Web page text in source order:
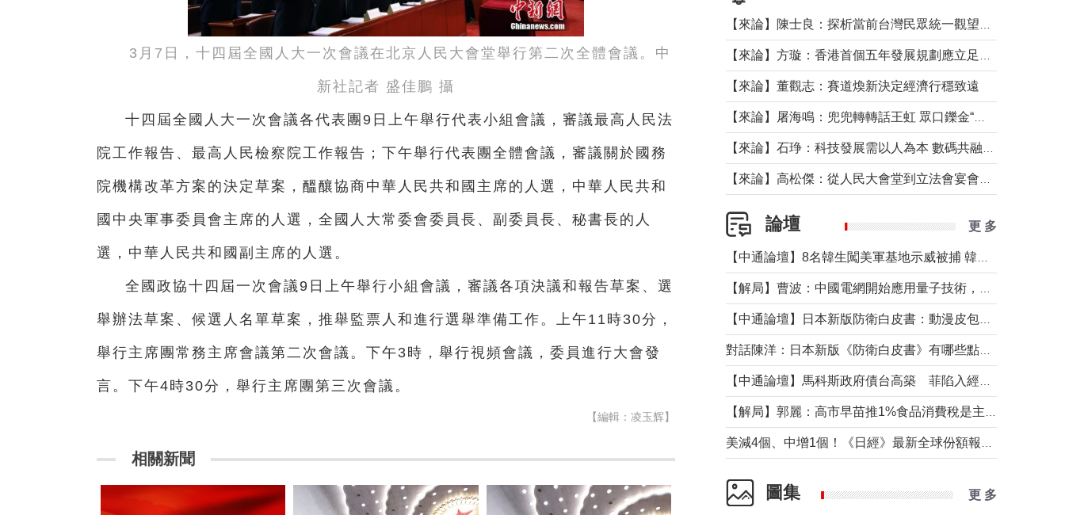
3月7日，十四屆全國人大一次會議在北京人民大會堂舉行第二次全體會議。中
新社記者 盛佳鵬 攝
十四屆全國人大一次會議各代表團9日上午舉行代表小組會議，審議最高人民法
院工作報告、最高人民檢察院工作報告；下午舉行代表團全體會議，審議關於國務
院機構改革方案的決定草案，醞釀協商中華人民共和國主席的人選，中華人民共和
國中央軍事委員會主席的人選，全國人大常委會委員長、副委員長、秘書長的人
選，中華人民共和國副主席的人選。
全國政協十四屆一次會議9日上午舉行小組會議，審議各項決議和報告草案、選
舉辦法草案、候選人名單草案，推舉監票人和進行選舉準備工作。上午11時30分，
舉行主席團常務主席會議第二次會議。下午3時，舉行視頻會議，委員進行大會發
言。下午4時30分，舉行主席團第三次會議。
【編輯：凌玉辉】
相關新聞
【來論】董觀志：賽道煥新決定經濟行穩致遠
論壇 更 多
圖集 更 多